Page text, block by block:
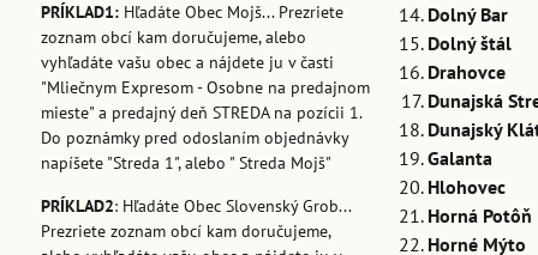
Dolný Bar
Dolný štál
Drahovce
Dunajská
Dunajský
Galanta
Hlohovec
Horná Potôň
Horné Mýto
PRÍKLAD1:Hľadáte Obec Mojš... Prezriete
zoznam obcí kam doručujeme, alebo
vyhľadáte vašu obec a nájdete ju v časti
"Mliečnym Expresom - Osobne na predajnom
mieste" a predajný deň STREDA na pozícii 1.
Do poznámky pred odoslaním objednávky
napíšete "Streda 1", alebo " Streda Mojš"
PRÍKLAD2: Hľadáte Obec Slovenský Grob...
Prezriete zoznam obcí kam doručujeme,